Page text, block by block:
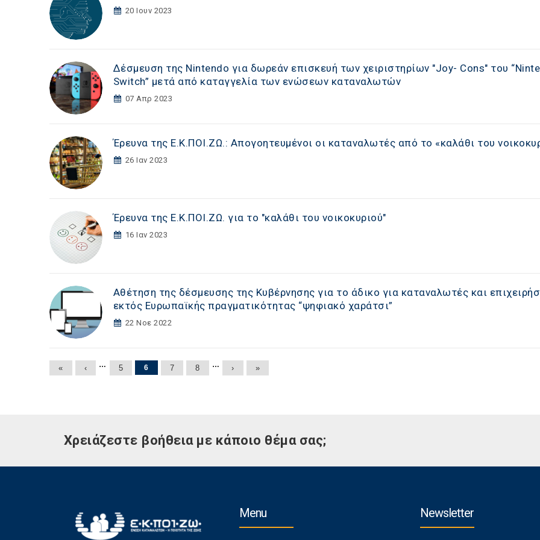
20 Ιουν 2023
Δέσμευση της Νintendo για δωρεάν επισκευή των χειριστηρίων "Joy- Cons" του
Switch” μετά από καταγγελία των ενώσεων καταναλωτών
07 Απρ 2023
Έρευνα της Ε.Κ.ΠΟΙ.ΖΩ.: Απογοητευμένοι οι καταναλωτές από το «καλάθι του
26 Ιαν 2023
Έρευνα της Ε.Κ.ΠΟΙ.ΖΩ. για το "καλάθι του νοικοκυριού"
16 Ιαν 2023
Αθέτηση της δέσμευσης της Κυβέρνησης για το άδικο για καταναλωτές και
εκτός Ευρωπαϊκής πραγματικότητας “ψηφιακό χαράτσι”
22 Νοε 2022
Σελίδες
« ‹ … 5 6 7 8 … › »
Χρειάζεστε βοήθεια με κάποιο θέμα σας;
Menu Newsletter